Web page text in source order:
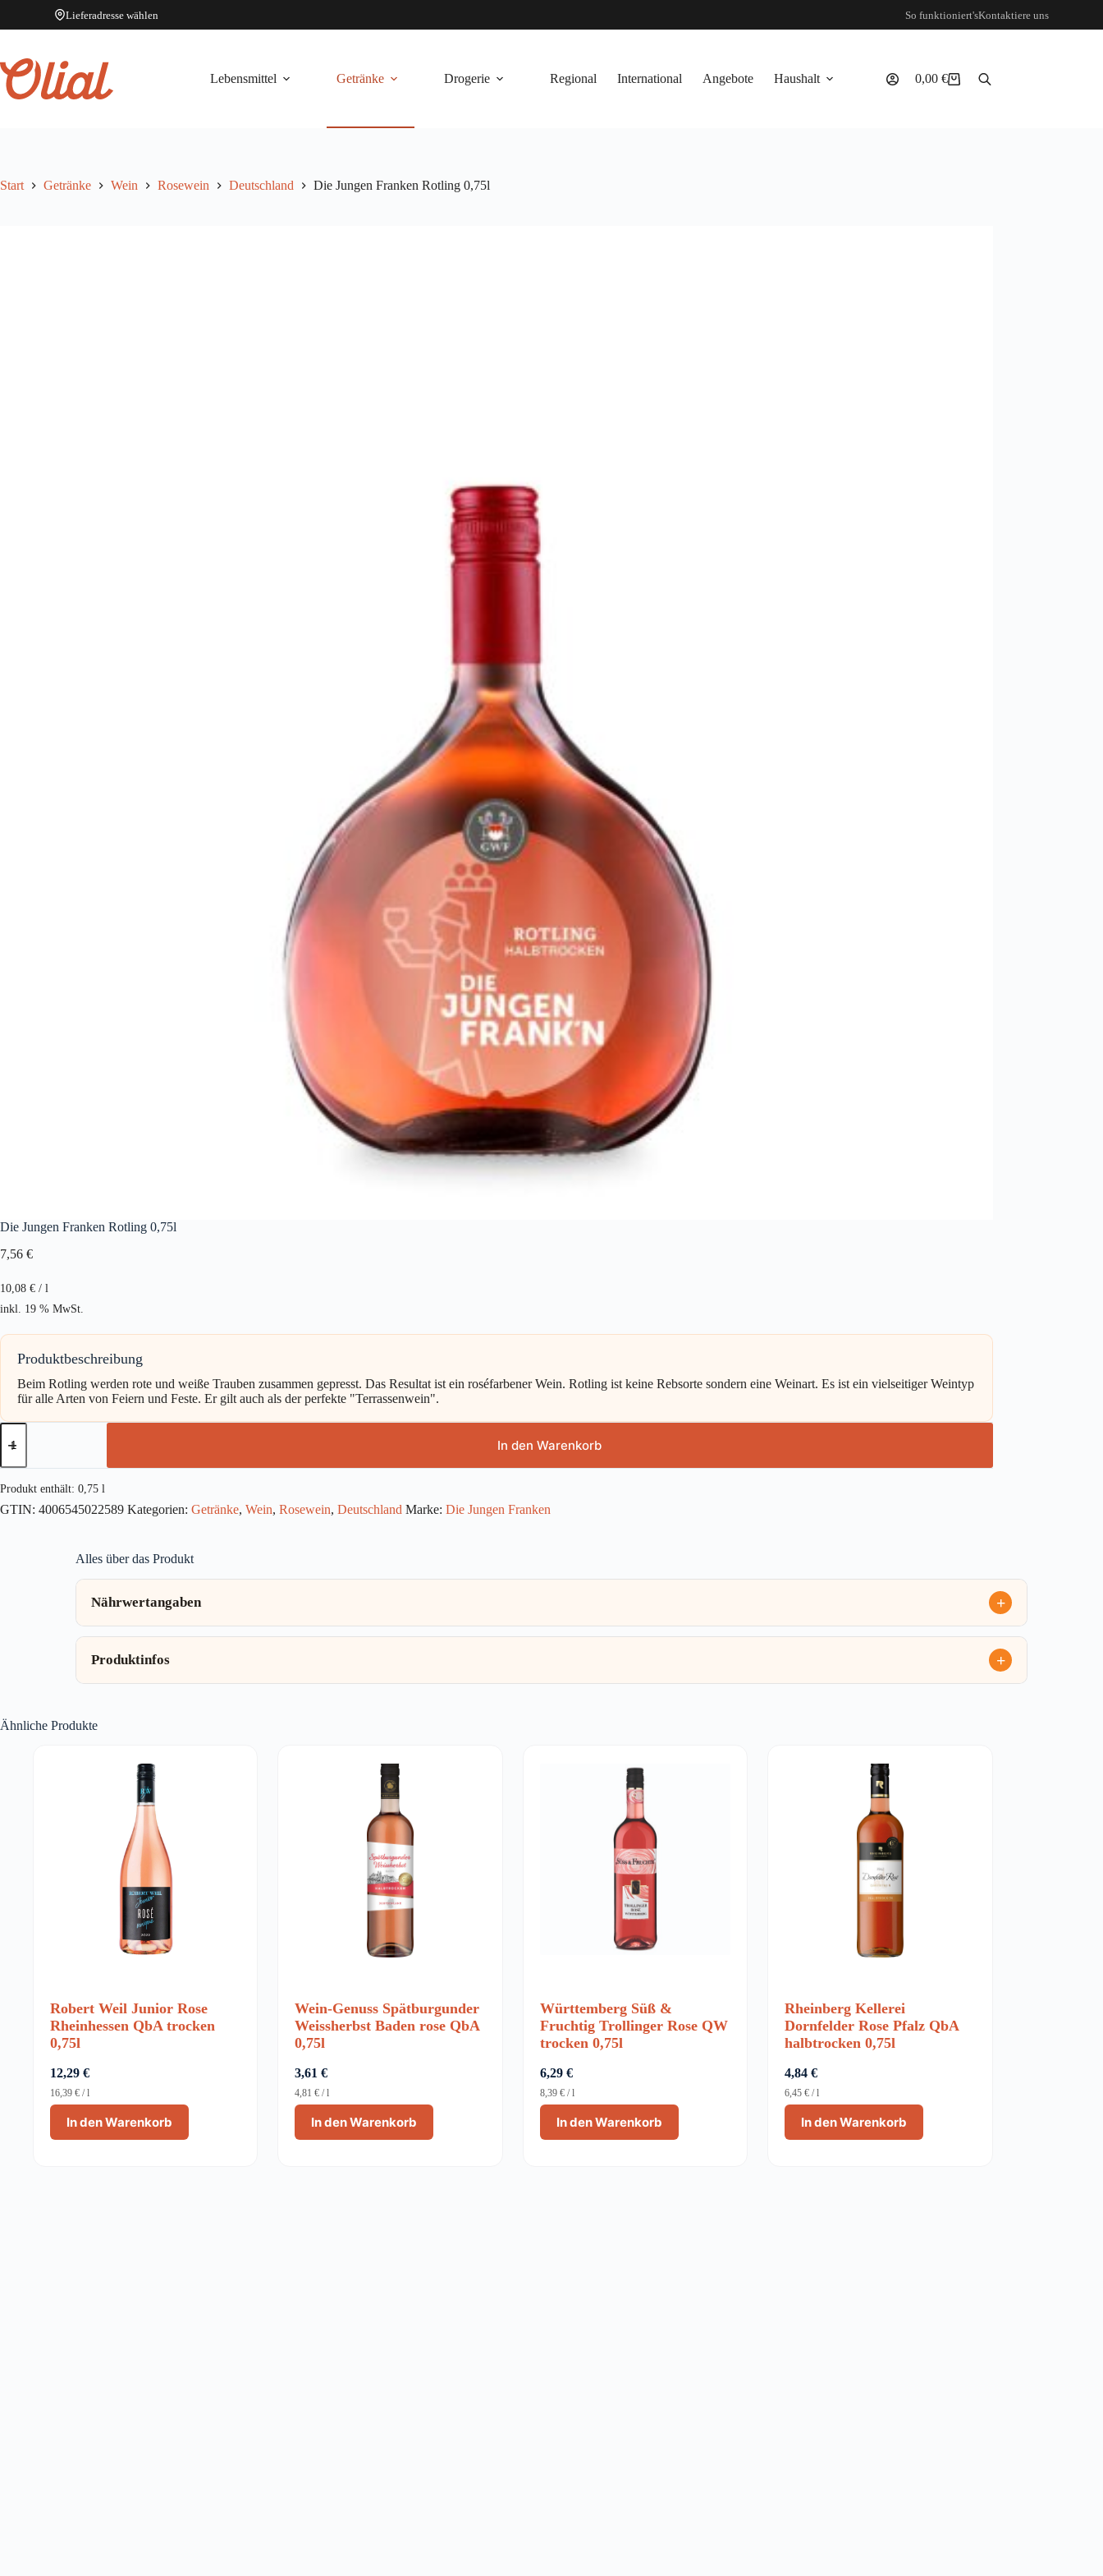
Lieferadresse wählen So funktioniert'sKontaktiere uns
springen
Lebensmittel
Getränke Drogerie Regional International Angebote Haushalt Warenkorb
0,00 €
Start Getränke Wein Rosewein Deutschland Die Jungen Franken Rotling 0,75l
Die Jungen Franken Rotling 0,75l
7,56 €
10,08 € / l
inkl. 19 % MwSt.
Produktbeschreibung
Beim Rotling werden rote und weiße Trauben zusammen gepresst. Das Resultat ist ein roséfarbener Wein. Rotling ist keine Rebsorte sondern eine Weinart. Es ist ein vielseitiger Weintyp
für alle Arten von Feiern und Feste. Er gilt auch als der perfekte "Terrassenwein".
Die
Jungen
Rotling
0,75l
In den Warenkorb
Produkt enthält: 0,75 l
GTIN: 4006545022589 Kategorien: Getränke, Wein, Rosewein, Deutschland Marke: Die Jungen Franken
Alles über das Produkt
Nährwertangaben
Produktinfos
Ähnliche Produkte
Robert Weil Junior Rose
Rheinhessen QbA trocken
0,75l
12,29 €
In den Warenkorb
16,39 € /l
Wein-Genuss Spätburgunder
Weissherbst Baden rose QbA
0,75l
3,61€
In den Warenkorb
4,81€ /l
Württemberg Süß &
Fruchtig Trollinger Rose QW
trocken 0,75l
6,29 €
In den Warenkorb
8,39 €/l
Rheinberg Kellerei
Dornfelder Rose Pfalz QbA
halbtrocken 0,75l
4,84€
In den Warenkorb
6,45€ /l